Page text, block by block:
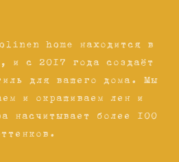
home находится в
и с 2017 года создаёт
для вашего дома. Мы
и окрашиваем лен и
насчитывает более 100